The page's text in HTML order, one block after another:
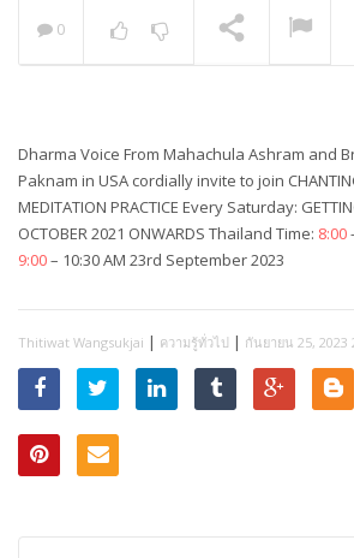
0
Dharma Voice From Mahachula Ashram and
Paknam in USA cordially invite to join
MEDITATION PRACTICE Every Saturday:
OCTOBER 2021 ONWARDS Thailand Time: 8:00
9:00– 10:30 AM 23rd September 2023
Thitiwat Wangsukjai | ความรู้ทั่วไป | กันยายน 25, 2023